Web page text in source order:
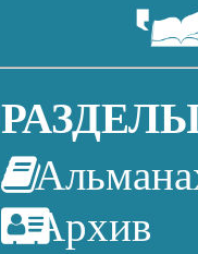
Архив